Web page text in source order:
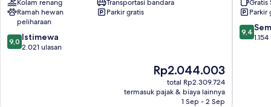
San
Jose
Airport
City
Mall
Kolam renang
Transportasi bandara
Ramah hewan
peliharaan
Parkir gratis
9.0
dari
9,0 Istimewa
2.021 ulasan
Harga
sekarang
Rp2.044.003
Rp2.044.003
total Rp2.309.724
termasuk pajak & biaya lainnya
1 Sep - 2 Sep
San
Jose
Airport
Alajuela
Gratis
Parkir
9.4
dari
9,4